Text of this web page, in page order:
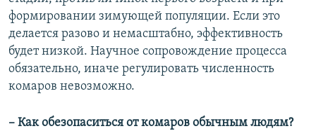
формировании зимующей популяции. Если это
делается разово и немасштабно, эффективность
будет низкой. Научное сопровождение процесса
обязательно, иначе регулировать численность
комаров невозможно.
– Как обезопаситься от комаров обычным людям?